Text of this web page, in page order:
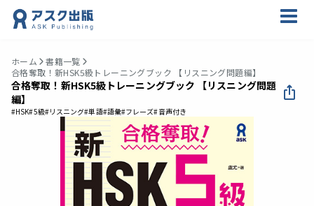
ホーム
書籍一覧
合格奪取！新HSK5級トレーニングブック 【リスニング問題編】
合格奪取！新HSK5級トレーニングブック 【リスニング問題
編】
#HSK#5級#リスニング#単語#語彙#フレーズ#音声付き